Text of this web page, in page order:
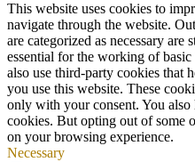
This website uses cookies to
navigate through the website.
are categorized as necessary are
essential for the working of
also use third-party cookies that
you use this website. These
only with your consent. You
cookies. But opting out of some
on your browsing experience.
Necessary